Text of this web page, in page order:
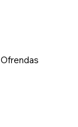
Ofrendas